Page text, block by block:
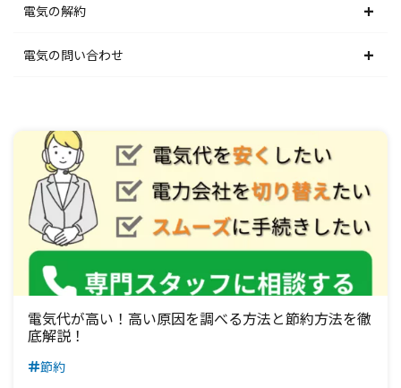
中部電力エリア
関西電力エリア
四国電力エリア
九州電力エリア
北陸電力エリア
中部電力エリア
中国電力エリア
四国電力エリア
九州電力エリア
東京電力エリア
北陸電力エリア
関西電力エリア
中国電力エリア
四国電力エリア
九州電力エリア
東北電力エリア
東京電力エリア
中部電力エリア
関西電力エリア
中国電力エリア
四国電力エリア
九州電力エリア
北海道電力エリア
東北電力エリア
北陸電力エリア
中部電力エリア
関西電力エリア
中国電力エリア
四国電力エリア
電気の解約
北海道電力エリア
東京電力エリア
北陸電力エリア
中部電力エリア
関西電力エリア
中国電力エリア
電気の問い合わせ
東北電力エリア
東京電力エリア
北陸電力エリア
中部電力エリア
関西電力エリア
電気代が高い！高い原因を調べる方法と節約方法を徹
底解説！
節約